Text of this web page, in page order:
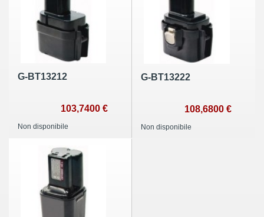
G-BT13212
103,7400 €
Non disponibile
G-BT13222
108,6800 €
Non disponibile